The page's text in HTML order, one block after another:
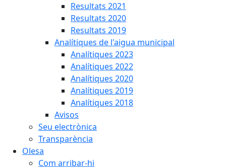
Resultats 2021
Resultats 2020
Resultats 2019
Analítiques de l'aigua municipal
Analítiques 2023
Analítiques 2022
Analítiques 2020
Analítiques 2019
Analítiques 2018
Avisos
Seu electrònica
Transparència
Olesa
Com arribar-hi